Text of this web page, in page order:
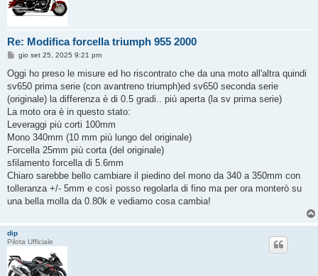
Re: Modifica forcella triumph 955 2000
M
s
s
a
g
i
o
gio set 25, 2025 9:21 pm
Oggi ho preso le misure ed ho riscontrato che da una moto all'altra quindi
sv650 prima serie (con avantreno triumph)ed sv650 seconda serie
(originale) la differenza è di 0.5 gradi.. più aperta (la sv prima serie)
La moto ora è in questo stato:
Leveraggi più corti 100mm
Mono 340mm (10 mm più lungo del originale)
Forcella 25mm più corta (del originale)
sfilamento forcella di 5.6mm
Chiaro sarebbe bello cambiare il piedino del mono da 340 a 350mm con
tolleranza +/- 5mm e così posso regolarla di fino ma per ora monterò su
una bella molla da 0.80k e vediamo cosa cambia!
dip
Pilota Ufficiale